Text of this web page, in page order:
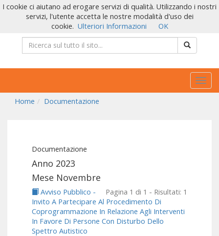
Home
Documentazione
Documentazione
Anno 2023
Mese Novembre
Pagina 1 di 1 - Risultati: 1
Avviso Pubblico -
Invito A Partecipare Al Procedimento Di
Coprogrammazione In Relazione Agli Interventi
In Favore Di Persone Con Disturbo Dello
Spettro Autistico
I cookie ci aiutano ad erogare servizi di qualità. Utilizzando i nostri
servizi, l'utente accetta le nostre modalità d'uso dei
cookie. Ulteriori Informazioni OK